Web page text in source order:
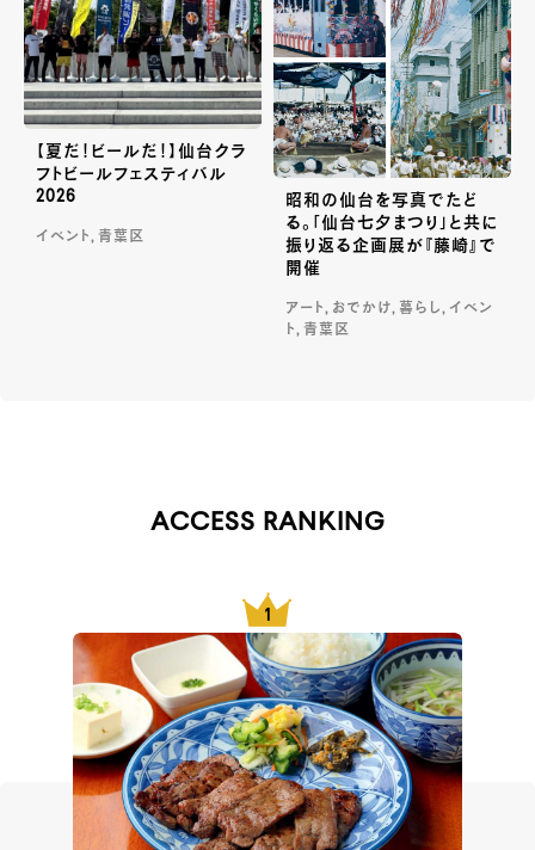
【夏だ！ビールだ！】仙台クラ
フトビールフェスティバル
2026
イベント, 青葉区
昭和の仙台を写真でたど
る。「仙台七夕まつり」と共に
振り返る企画展が『藤崎』で
開催
アート, おでかけ, 暮らし, イベン
ト, 青葉区
ACCESS RANKING